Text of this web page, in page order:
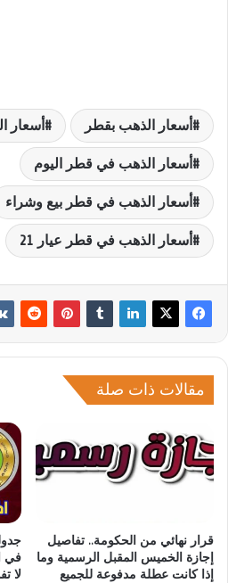
أسعار الذهب بقطر أسعار
أسعار الذهب في قطر اليوم
أسعار الذهب في قطر بيع وشراء
أسعار الذهب في قطر عيار 21
مقالات ذات صلة
قرار نهائي من الحكومة.. تفاصيل
إجازة الخميس المقبل الرسمية وما
إذا كانت عطلة مدفوعة للجميع
في
لا